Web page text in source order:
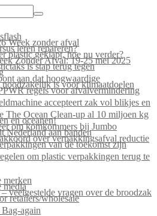
Week zonder afval
leren repareren?
plastic geklapt, hoe nu verder?
Zonder Afval: 19-25 mei 2025
is stap terug tegen
aan dat hoogwaardige
is voor klimaatdoelen
regels voor afvalvermindering
accepteert zak vol blikjes en
The Ocean Clean-up al 10 miljoen kg
en oceanen!
om komkommers bij Jumbo
Nederland aan banden
over verpakkingsafval reductie
van de toekomst zijn
om plastic verpakkingen terug te
merken
media
veelgestelde vragen over de broodzak
retailers/wholesale
again